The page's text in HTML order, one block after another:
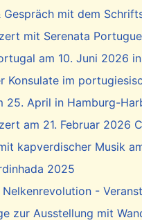
Gespräch mit dem
mit Serenata
am 10. Juni 2026
Konsulate im
25. April in Hamburg-
am 21. Februar 2026
kapverdischer Musik
2025
-
zur Ausstellung mit